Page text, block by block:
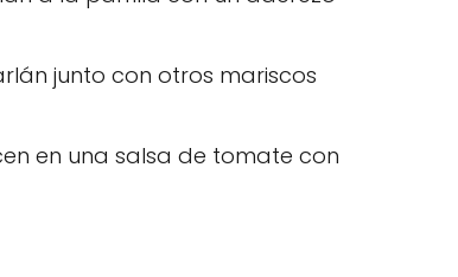
junto con otros mariscos
en una salsa de tomate con